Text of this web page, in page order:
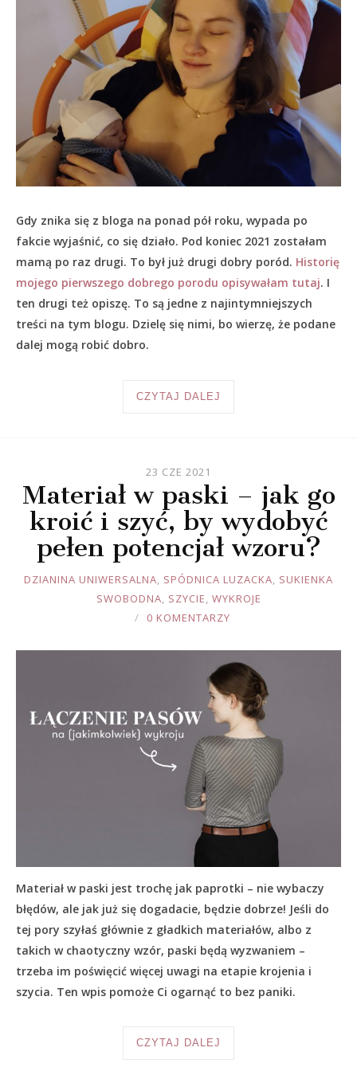
Gdy znika się z bloga na ponad pół roku, wypada po
fakcie wyjaśnić, co się działo. Pod koniec 2021 zostałam
mamą po raz drugi. To był już drugi dobry poród. Historię
mojego pierwszego dobrego porodu opisywałam tutaj. I
ten drugi też opiszę. To są jedne z najintymniejszych
treści na tym blogu. Dzielę się nimi, bo wierzę, że podane
dalej mogą robić dobro.
CZYTAJ DALEJ
23 CZE 2021
Materiał w paski – jak go
kroić i szyć, by wydobyć
pełen potencjał wzoru?
JOULE
DZIANINA UNIWERSALNA, SPÓDNICA LUZACKA, SUKIENKA
SWOBODNA, SZYCIE, WYKROJE
0 KOMENTARZY
Materiał w paski jest trochę jak paprotki – nie wybaczy
błędów, ale jak już się dogadacie, będzie dobrze! Jeśli do
tej pory szyłaś głównie z gładkich materiałów, albo z
takich w chaotyczny wzór, paski będą wyzwaniem –
trzeba im poświęcić więcej uwagi na etapie krojenia i
szycia. Ten wpis pomoże Ci ogarnąć to bez paniki.
CZYTAJ DALEJ